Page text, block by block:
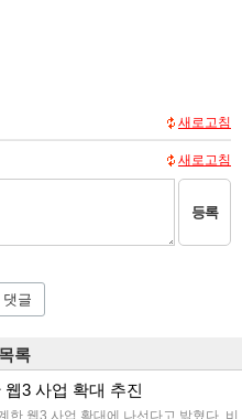
새로고침
새로고침
등록
댓글
록
3 사업 확대 추진
한 웹3 사업 확대에 나선다고 밝혔다. 비